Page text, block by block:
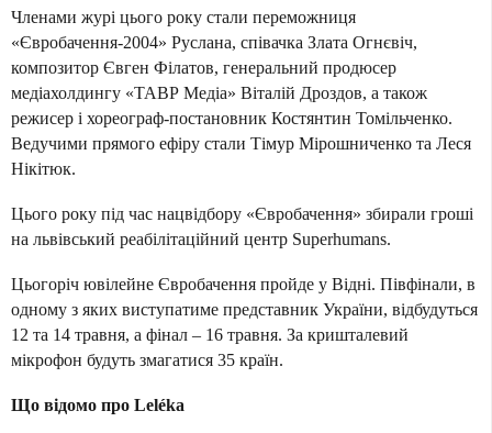
Членами журі цього року стали переможниця
«Євробачення-2004» Руслана, співачка Злата Огнєвіч,
композитор Євген Філатов, генеральний продюсер
медіахолдингу «ТАВР Медіа» Віталій Дроздов, а також
режисер і хореограф-постановник Костянтин Томільченко.
Ведучими прямого ефіру стали Тімур Мірошниченко та Леся
Нікітюк.
Цього року під час нацвідбору «Євробачення» збирали гроші
на львівський реабілітаційний центр Superhumans.
Цьогоріч ювілейне Євробачення пройде у Відні. Півфінали, в
одному з яких виступатиме представник України, відбудуться
12 та 14 травня, а фінал – 16 травня. За кришталевий
мікрофон будуть змагатися 35 країн.
Що відомо про Leléka